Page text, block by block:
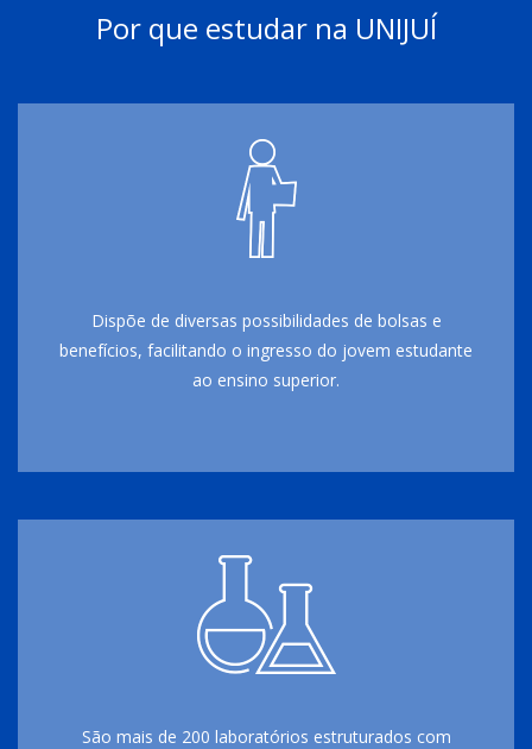
Por que estudar na UNIJUÍ
Dispõe de diversas possibilidades de bolsas e
benefícios, facilitando o ingresso do jovem estudante
ao ensino superior.
São mais de 200 laboratórios estruturados com